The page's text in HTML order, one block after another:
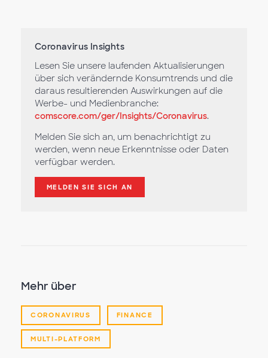
Coronavirus Insights
Lesen Sie unsere laufenden Aktualisierungen
über sich verändernde Konsumtrends und die
daraus resultierenden Auswirkungen auf die
Werbe- und Medienbranche:
comscore.com/ger/Insights/Coronavirus.
Melden Sie sich an, um benachrichtigt zu
werden, wenn neue Erkenntnisse oder Daten
verfügbar werden.
MELDEN SIE SICH AN
Mehr über
CORONAVIRUS FINANCE
MULTI-PLATFORM